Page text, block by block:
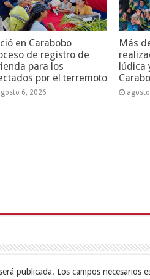
en Carabobo
de registro de
para los
por el terremoto
6, 2026
Más
lúdica
publicada. Los campos necesarios